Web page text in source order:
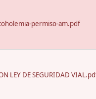
permiso-am.pdf
LEY DE SEGURIDAD